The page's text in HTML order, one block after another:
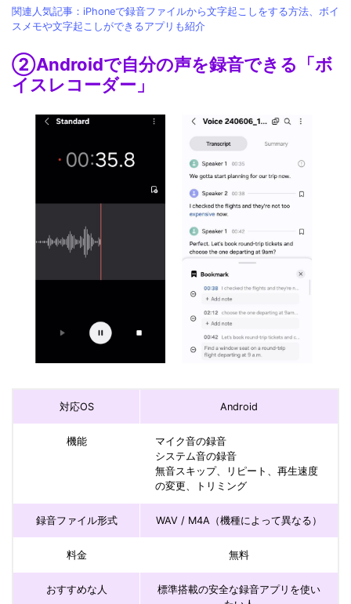
関連人気記事：iPhoneで録音ファイルから文字起こしをする方法、ボイ
スメモや文字起こしができるアプリも紹介
②Androidで自分の声を録音できる「ボ
イスレコーダー」
対応OS Android
機能
マイク音の録音
システム音の録音
無音スキップ、リピート、再生速度
の変更、トリミング
録音ファイル形式 WAV / M4A（機種によって異なる）
料金 無料
おすすめな人
標準搭載の安全な録音アプリを使い